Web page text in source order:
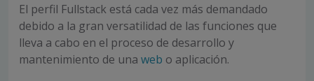
El perfil Fullstack está cada vez más demandado
debido a la gran versatilidad de las funciones que
lleva a cabo en el proceso de desarrollo y
mantenimiento de una web o aplicación.